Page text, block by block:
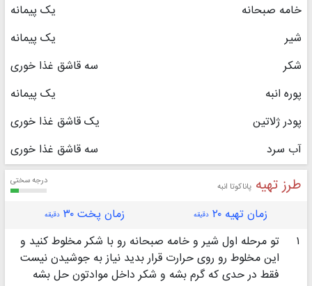
خامه صبحانه
یک پیمانه
شیر
یک پیمانه
شکر
سه قاشق غذا خوری
پوره انبه
یک پیمانه
پودر ژلاتین
یک قاشق غذا خوری
آب سرد
سه قاشق غذا خوری
طرز تهیه پاناکوتا انبه درجه سختی
زمان تهیه ۲۰ دقیقه زمان پخت ۳۰ دقیقه
۱
تو مرحله اول شیر و خامه صبحانه رو با شکر مخلوط کنید و
این مخلوط رو روی حرارت قرار بدید نیاز به جوشیدن نیست
فقط در حدی که گرم بشه و شکر داخل موادتون حل بشه